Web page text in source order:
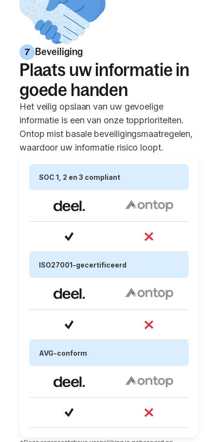
7 Beveiliging
Plaats uw informatie in
goede handen
Het veilig opslaan van uw gevoelige
informatie is een van onze topprioriteiten.
Ontop mist basale beveiligingsmaatregelen,
waardoor uw informatie risico loopt.
SOC 1, 2 en 3 compliant
ISO27001-gecertificeerd
AVG-conform